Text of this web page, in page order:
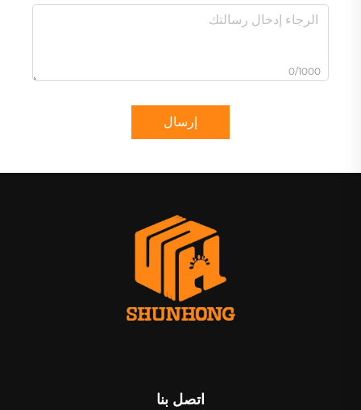
0/1000
إرسال
اتصل بنا